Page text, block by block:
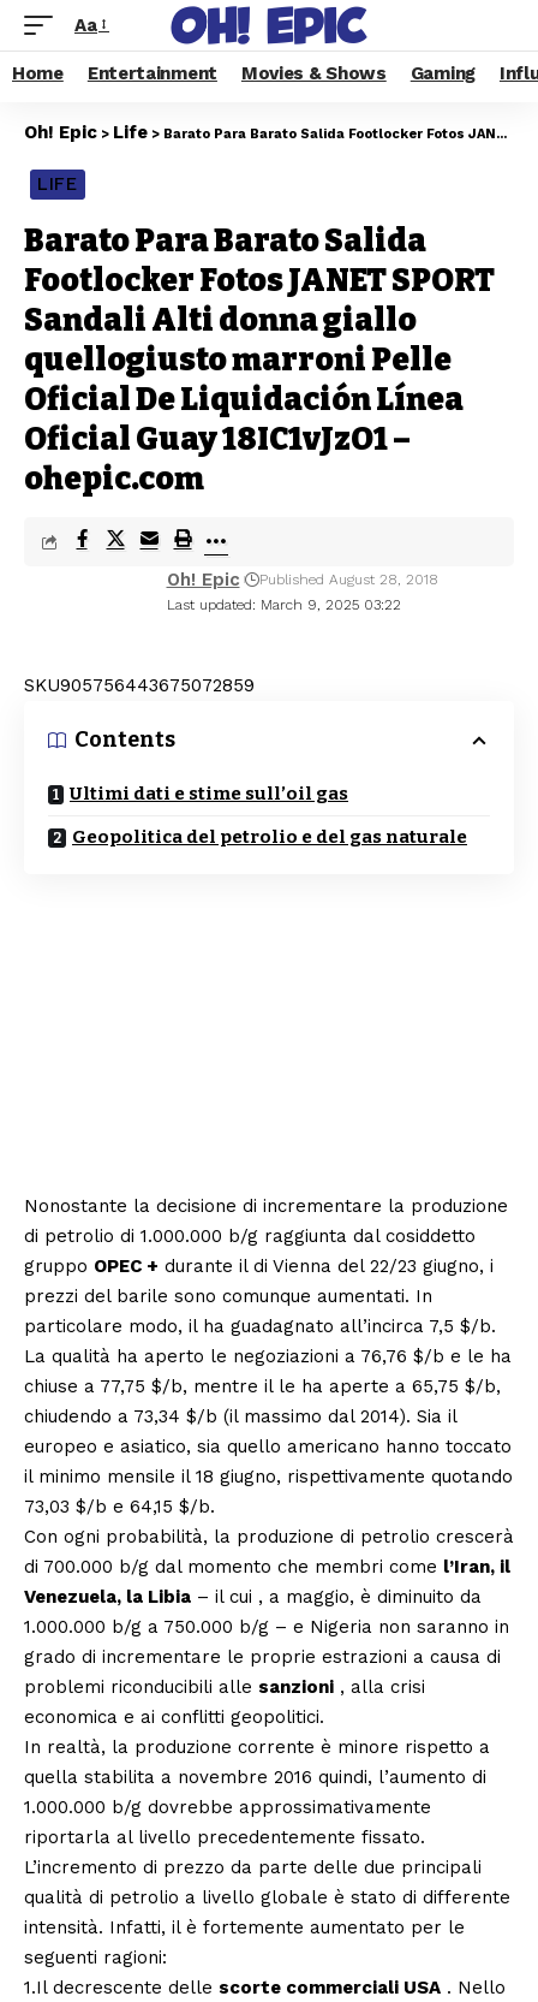
Aa
Home Entertainment Movies & Shows Gaming
Oh! Epic > Life > Barato Para Barato Salida Footlocker Fotos JANET SPORT Sandali Alti donna giallo quellogiusto marroni Pelle Oficial De Liquidación Línea Oficial Guay 18IC1vJzO1 – ohepic.com
LIFE
Barato Para Barato Salida
Footlocker Fotos JANET SPORT
Sandali Alti donna giallo
quellogiusto marroni Pelle
Oficial De Liquidación Línea
Oficial Guay 18IC1vJzO1 –
ohepic.com
Last updated: March 9, 2025 03:22
Oh! Epic Published August 28, 2018
SKU905756443675072859
Contents
Ultimi dati e stime sull’oil gas
Geopolitica del petrolio e del gas naturale
Nonostante la decisione di incrementare la produzione
di petrolio di 1.000.000 b/g raggiunta dal cosiddetto
gruppo OPEC + durante il di Vienna del 22/23 giugno, i
prezzi del barile sono comunque aumentati. In
particolare modo, il ha guadagnato all’incirca 7,5 $/b.
La qualità ha aperto le negoziazioni a 76,76 $/b e le ha
chiuse a 77,75 $/b, mentre il le ha aperte a 65,75 $/b,
chiudendo a 73,34 $/b (il massimo dal 2014). Sia il
europeo e asiatico, sia quello americano hanno toccato
il minimo mensile il 18 giugno, rispettivamente quotando
73,03 $/b e 64,15 $/b.
Con ogni probabilità, la produzione di petrolio crescerà
di 700.000 b/g dal momento che membri come l’Iran, il
Venezuela, la Libia – il cui , a maggio, è diminuito da
1.000.000 b/g a 750.000 b/g – e Nigeria non saranno in
grado di incrementare le proprie estrazioni a causa di
problemi riconducibili alle sanzioni , alla crisi
economica e ai conflitti geopolitici.
In realtà, la produzione corrente è minore rispetto a
quella stabilita a novembre 2016 quindi, l’aumento di
1.000.000 b/g dovrebbe approssimativamente
riportarla al livello precedentemente fissato.
L’incremento di prezzo da parte delle due principali
qualità di petrolio a livello globale è stato di differente
intensità. Infatti, il è fortemente aumentato per le
seguenti ragioni:
1.Il decrescente delle scorte commerciali USA . Nello